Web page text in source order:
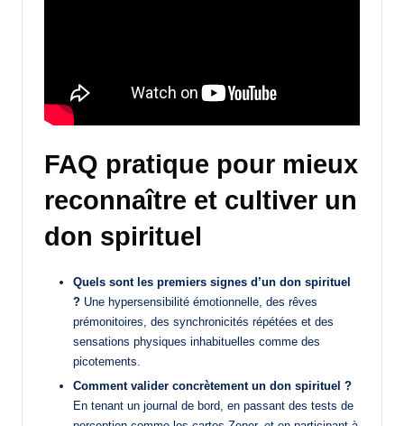
FAQ pratique pour mieux
reconnaître et cultiver un
don spirituel
Quels sont les premiers signes d’un don spirituel
? Une hypersensibilité émotionnelle, des rêves
prémonitoires, des synchronicités répétées et des
sensations physiques inhabituelles comme des
picotements.
Comment valider concrètement un don spirituel ?
En tenant un journal de bord, en passant des tests de